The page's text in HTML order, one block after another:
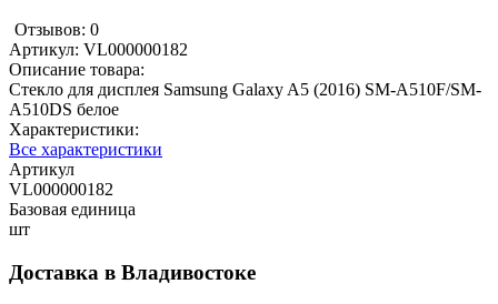
Отзывов: 0
Артикул: VL000000182
Описание товара:
Стекло для дисплея Samsung Galaxy A5 (2016) SM-A510F/SM-
A510DS белое
Характеристики:
Все характеристики
Артикул
VL000000182
Базовая единица
шт
Доставка в Владивостоке